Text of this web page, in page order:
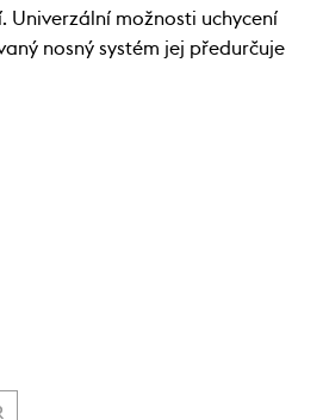
Univerzální možnosti uchycení
nosný systém jej předurčuje